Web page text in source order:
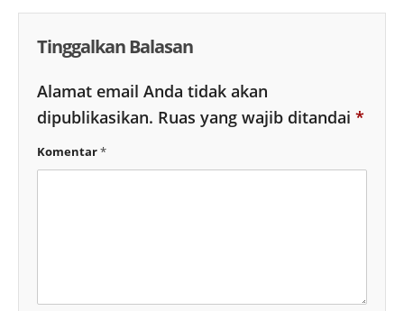
Tinggalkan Balasan
Alamat email Anda tidak akan
dipublikasikan. Ruas yang wajib ditandai *
Komentar*